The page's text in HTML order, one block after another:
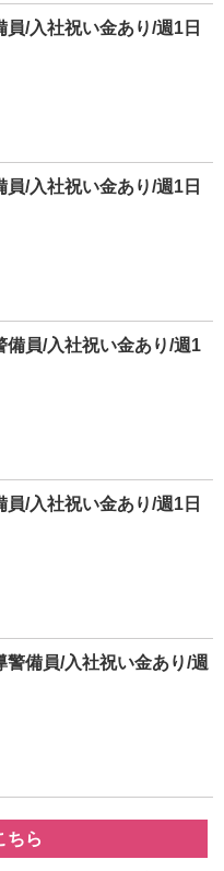
/入社祝い金あり/週1日
/入社祝い金あり/週1日
備員/入社祝い金あり/週1
/入社祝い金あり/週1日
備員/入社祝い金あり/週
ちら